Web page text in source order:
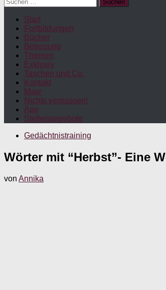
nach:
Start
Fortbildungen
Bücher
Betreuung
Themen
Exklusiv
Taschen und Co.
Kontakt
Maw
Nichts verpassen!
App
Stellenangebote
Gedächtnistraining
Wörter mit “Herbst”- Eine
von Annika